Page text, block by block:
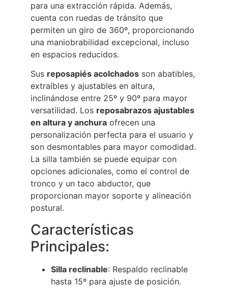
para una extracción rápida. Además,
cuenta con ruedas de tránsito que
permiten un giro de 360º, proporcionando
una maniobrabilidad excepcional, incluso
en espacios reducidos.
Sus reposapiés acolchados son abatibles,
extraíbles y ajustables en altura,
inclinándose entre 25º y 90º para mayor
versatilidad. Los reposabrazos ajustables
en altura y anchura ofrecen una
personalización perfecta para el usuario y
son desmontables para mayor comodidad.
La silla también se puede equipar con
opciones adicionales, como el control de
tronco y un taco abductor, que
proporcionan mayor soporte y alineación
postural.
Características
Principales:
Silla reclinable: Respaldo reclinable
hasta 15º para ajuste de posición.